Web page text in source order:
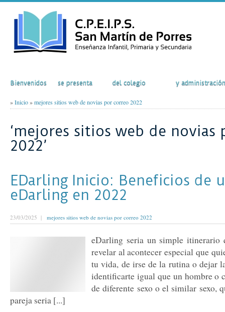
Bienvenidos se presenta del colegio y administración
»Inicio»mejores sitios web de novias por correo 2022
‘mejores sitios web de novias
2022’
EDarling Inicio: Beneficios de
eDarling en 2022
23/03/2025 | mejores sitios web de novias por correo 2022
eDarling seria un simple itinerario
revelar al acontecer especial que
tu vida, de irse de la rutina o dejar
identificarte igual que un hombre o
de diferente sexo o el similar sexo,
pareja seria [...]